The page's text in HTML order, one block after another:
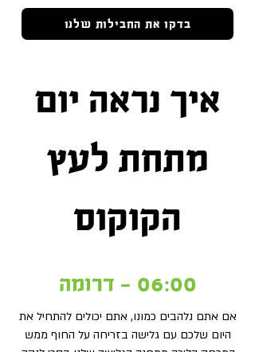
בדקו את החבילות שלנו
איך נראה יום
מתחת לעץ
הקוקוס
06:00 - דרומה
אם אתם נלהבים כמונו, אתם יכולים להתחיל את
היום שלכם עם גלישה בזריחה על החוף ממש